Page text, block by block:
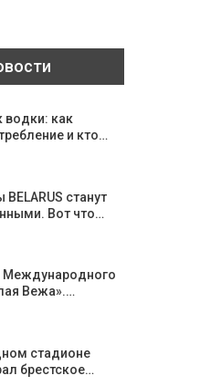
водки: как
и кто…
станут
Вот что…
Международного
Вежа».…
стадионе
брестское…